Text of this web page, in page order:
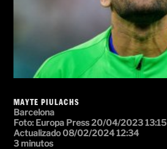
MAYTE PIULACHS
Barcelona
Foto: Europa Press20/04/2023 13:15
Actualizado 08/02/2024 12:34
3 minutos